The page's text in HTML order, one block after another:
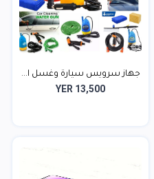
جهاز سرويس سيارة وغسل ا...
YER 13,500